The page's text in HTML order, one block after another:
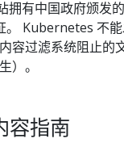
拥有中国政府颁发
。 Kubernetes 不
容过滤系统阻止的
）。
容指南